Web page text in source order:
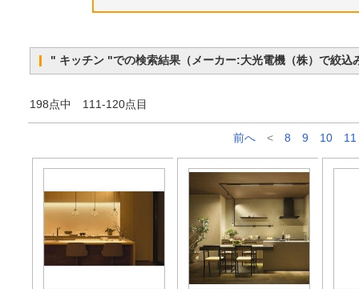
" キッチン "での検索結果（メーカー:大光電機（株）で絞
198点中 111-120点目
前へ < 8 9 10 11